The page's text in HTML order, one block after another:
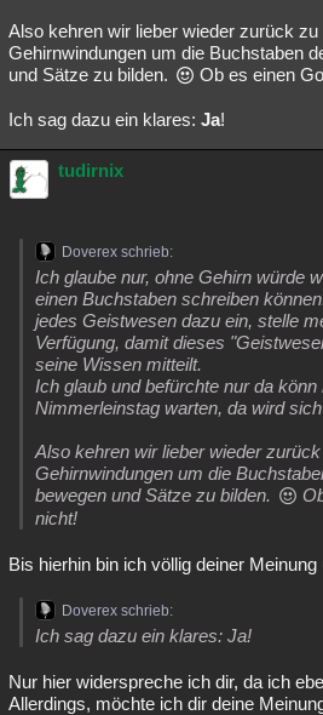
Also kehren wir lieber wieder zurück zu
Gehirnwindungen um die Buchstaben
und Sätze zu bilden.
Ob es einen
Ich sag dazu ein klares: Ja!
tudirnix
Doverex schrieb:
Ich glaube nur, ohne Gehirn würde
einen Buchstaben schreiben
jedes Geistwesen dazu ein, stelle
Verfügung, damit dieses
seine Wissen mitteilt.
Ich glaub und befürchte nur da
Nimmerleinstag warten, da wird
Also kehren wir lieber wieder
Gehirnwindungen um die
bewegen und Sätze zu bilden.
nicht!
Bis hierhin bin ich völlig deiner
Doverex schrieb:
Ich sag dazu ein klares: Ja!
Nur hier widerspreche ich dir, da ich
Allerdings, möchte ich dir deine